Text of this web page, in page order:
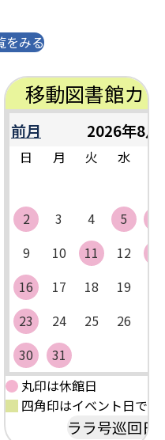
をみる
移動図書館カ
前月 2026年8月
日 月 火 水
2 3 4 5
9
10 11 12
16
17 18 19
23
24 25 26
30
31
丸印は休館日
四角印はイベント日です
ララ号巡回日